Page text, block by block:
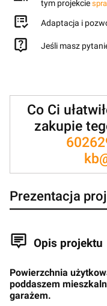
tym projekcie
Adaptacja i
Jeśli masz
Co Ci
zakupie
Prezentacja
Opis projektu
Powierzchnia
poddaszem
garażem.